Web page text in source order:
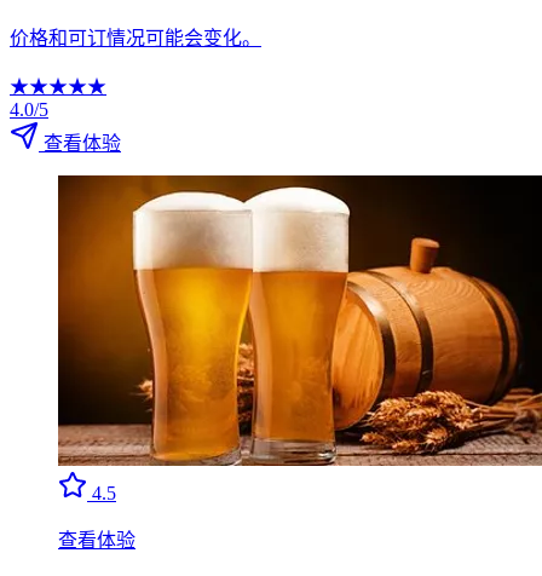
价格和可订情况可能会变化。
★★★★★
4.0/5
查看体验
4.5
查看体验